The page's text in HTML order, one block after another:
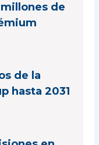
de
de la
hasta 2031